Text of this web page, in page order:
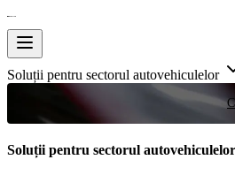
Soluții pentru sectorul autovehiculelor
Soluții pentru sectorul autovehiculelor